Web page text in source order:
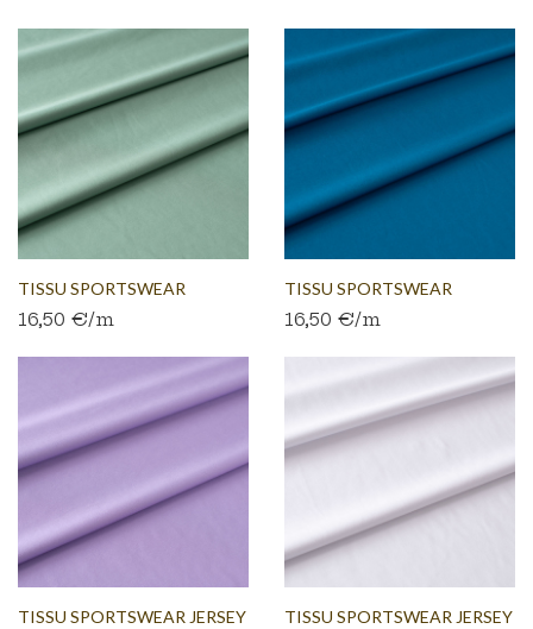
TISSU SPORTSWEAR
JERSEY...
16,50 €/m
TISSU SPORTSWEAR
JERSEY...
16,50 €/m
TISSU SPORTSWEAR JERSEY
TISSU SPORTSWEAR JERSEY